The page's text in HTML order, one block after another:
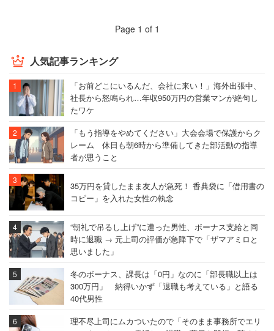
Page 1 of 1
人気記事ランキング
「お前どこにいるんだ、会社に来い！」海外出張中、
社長から怒鳴られ…年収950万円の営業マンが絶句し
たワケ
「もう指導をやめてください」大会会場で保護からク
レーム 休日も朝6時から準備してきた部活動の指導
者が思うこと
35万円を貸したまま友人が急死！ 香典袋に「借用書の
コピー」を入れた女性の執念
“朝礼で吊るし上げ”に遭った男性、ボーナス支給と同
時に退職 → 元上司の評価が急降下で「ザマアミロと
思いました」
冬のボーナス、課長は「0円」なのに「部長職以上は
300万円」 納得いかず「退職も考えている」と語る
40代男性
理不尽上司にムカついたので「そのまま事務所でエリ